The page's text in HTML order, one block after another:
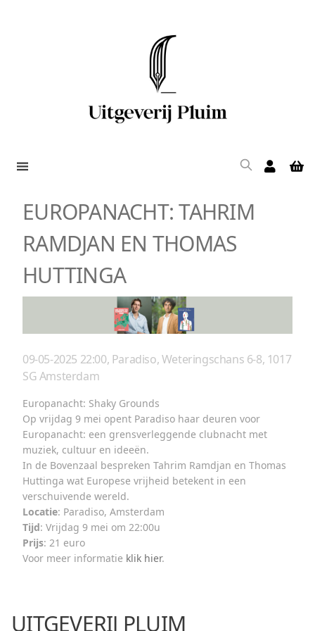
EUROPANACHT: TAHRIM
RAMDJAN EN THOMAS
HUTTINGA
09-05-2025 22:00, Paradiso, Weteringschans 6-8, 1017
SG Amsterdam
Europanacht: Shaky Grounds
Op vrijdag 9 mei opent Paradiso haar deuren voor
Europanacht: een grensverleggende clubnacht met
muziek, cultuur en ideeën.
In de Bovenzaal bespreken Tahrim Ramdjan en Thomas
Huttinga wat Europese vrijheid betekent in een
verschuivende wereld.
Locatie: Paradiso, Amsterdam
Tijd: Vrijdag 9 mei om 22:00u
Prijs: 21 euro
Voor meer informatie klik hier.
UITGEVERIJ PLUIM